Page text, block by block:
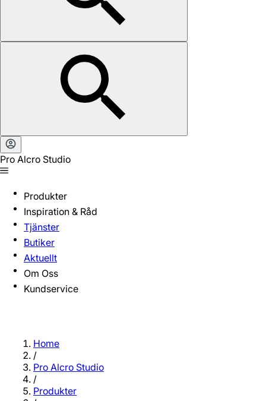
Pro Alcro Studio
Produkter
Inspiration & Råd
Tjänster
Butiker
Aktuellt
Om Oss
Kundservice
Home
/
Pro Alcro Studio
/
Produkter